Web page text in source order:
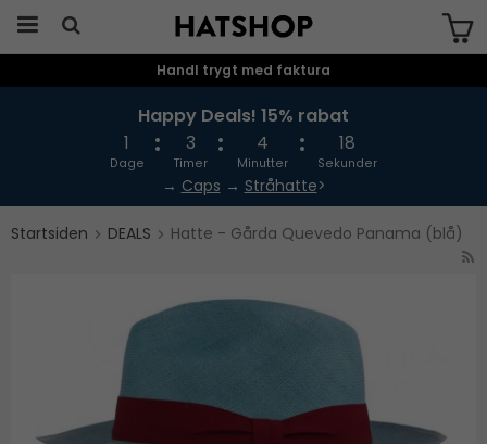
Produktet er blevet tilføjet til din
Handl trygt med faktura
Happy Deals! 15% rabat
1
Dage
3
Timer
4
Minutter
17
Sekunder
→ Caps → Stråhatte>
Startsiden DEALS Hatte - Gårda Quevedo Panama (blå)